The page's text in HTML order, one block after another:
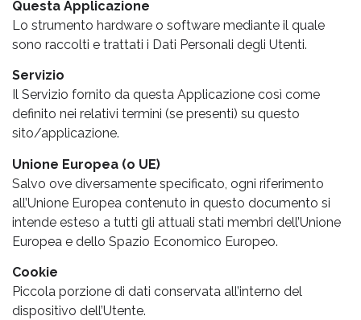
Questa Applicazione
Lo strumento hardware o software mediante il quale
sono raccolti e trattati i Dati Personali degli Utenti.
Servizio
Il Servizio fornito da questa Applicazione così come
definito nei relativi termini (se presenti) su questo
sito/applicazione.
Unione Europea (o UE)
Salvo ove diversamente specificato, ogni riferimento
all’Unione Europea contenuto in questo documento si
intende esteso a tutti gli attuali stati membri dell’Unione
Europea e dello Spazio Economico Europeo.
Cookie
Piccola porzione di dati conservata all’interno del
dispositivo dell’Utente.